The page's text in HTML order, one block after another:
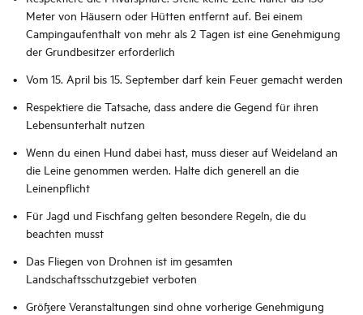
Meter von Häusern oder Hütten entfernt auf. Bei einem
Campingaufenthalt von mehr als 2 Tagen ist eine Genehmigung
der Grundbesitzer erforderlich
Vom 15. April bis 15. September darf kein Feuer gemacht werden
Respektiere die Tatsache, dass andere die Gegend für ihren
Lebensunterhalt nutzen
Wenn du einen Hund dabei hast, muss dieser auf Weideland an
die Leine genommen werden. Halte dich generell an die
Leinenpflicht
Für Jagd und Fischfang gelten besondere Regeln, die du
beachten musst
Das Fliegen von Drohnen ist im gesamten
Landschaftsschutzgebiet verboten
Größere Veranstaltungen sind ohne vorherige Genehmigung